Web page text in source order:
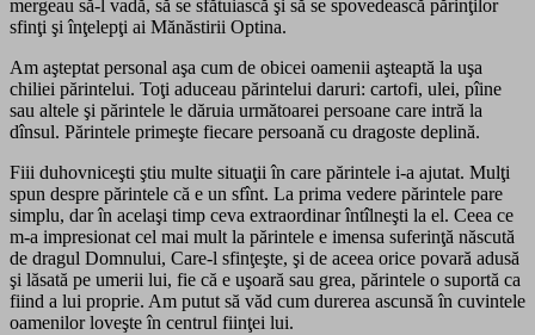
mergeau să-l vadă, să se sfătuiască şi să se spovedească părinţilor
sfinţi şi înţelepţi ai Mănăstirii Optina.
Am aşteptat personal aşa cum de obicei oamenii aşteaptă la uşa
chiliei părintelui. Toţi aduceau părintelui daruri: cartofi, ulei, pîine
sau altele şi părintele le dăruia următoarei persoane care intră la
dînsul. Părintele primeşte fiecare persoană cu dragoste deplină.
Fiii duhovniceşti ştiu multe situaţii în care părintele i-a ajutat. Mulţi
spun despre părintele că e un sfînt. La prima vedere părintele pare
simplu, dar în acelaşi timp ceva extraordinar întîlneşti la el. Ceea ce
m-a impresionat cel mai mult la părintele e imensa suferinţă născută
de dragul Domnului, Care-l sfinţeşte, şi de aceea orice povară adusă
şi lăsată pe umerii lui, fie că e uşoară sau grea, părintele o suportă ca
fiind a lui proprie. Am putut să văd cum durerea ascunsă în cuvintele
oamenilor loveşte în centrul fiinţei lui.